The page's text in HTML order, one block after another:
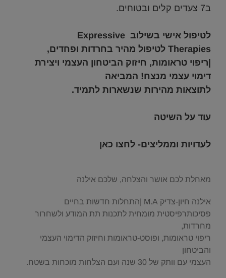
ב7 צעדים קלים ובטוחים.
לטיפול אישי בשילוב Expressive
Therapies לטיפול מהיר בחרדות ופחדים,
|ריפוי טראומות, חיזוק הביטחון העצמי ויצירת
דימוי עצמי מנצח! המביאה
לתוצאות מהירות שנשארות לתמיד.
עוד על השיטה
לעדויות וממליצים- לחצו כאן
מאחלת לכם אושר והצלחה, שלכם אילנה
אילנה חיון-צדיק M.A |התחלות חדשות בחיים
פסיכותרפיסטית מומחית לתכנות תת המודע ולשחרור
מחרדות,
ריפוי טראומות, ופוסט-טראומות וחיזוק הדימוי העצמי
והביטחון
העצמי עם וותק של 30 שנה ועם הצלחות מוכחות בשטח.